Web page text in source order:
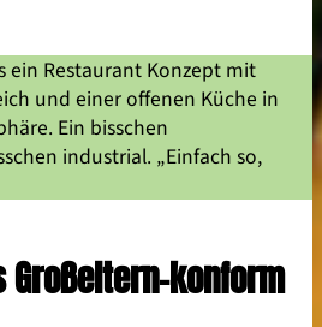
ein Restaurant Konzept mit
und einer offenen Küche in
Ein bisschen
industrial. „Einfach so,
Großeltern-konform